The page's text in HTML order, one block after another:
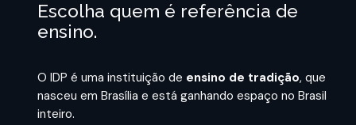
Escolha quem é referência de
ensino.
O IDP é uma instituição de ensino de tradição, que
nasceu em Brasília e está ganhando espaço no Brasil
inteiro.